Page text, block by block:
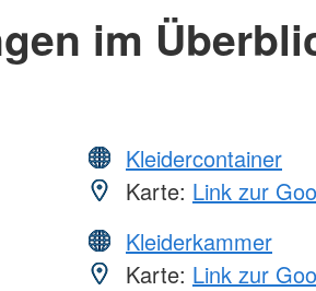
im
Kleidercontainer
Karte: Link zur
Kleiderkammer
Karte: Link zur